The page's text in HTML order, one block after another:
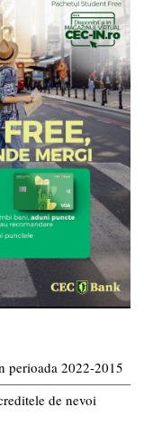
perioada 2022-2015
de nevoi